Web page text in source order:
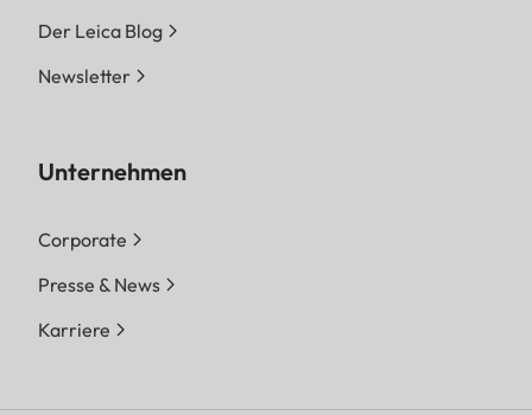
Der Leica Blog
Newsletter
Unternehmen
Corporate
Presse & News
Karriere